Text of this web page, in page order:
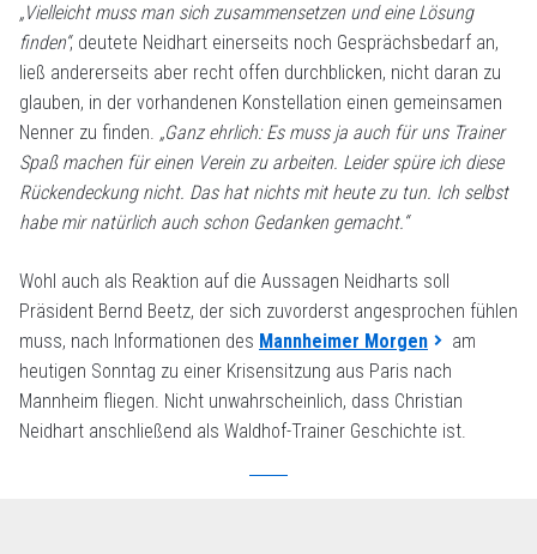
„Vielleicht muss man sich zusammensetzen und eine Lösung
finden“, deutete Neidhart einerseits noch Gesprächsbedarf an,
ließ andererseits aber recht offen durchblicken, nicht daran zu
glauben, in der vorhandenen Konstellation einen gemeinsamen
Nenner zu finden. „Ganz ehrlich: Es muss ja auch für uns Trainer
Spaß machen für einen Verein zu arbeiten. Leider spüre ich diese
Rückendeckung nicht. Das hat nichts mit heute zu tun. Ich selbst
habe mir natürlich auch schon Gedanken gemacht.“
Wohl auch als Reaktion auf die Aussagen Neidharts soll
Präsident Bernd Beetz, der sich zuvorderst angesprochen fühlen
muss, nach Informationen des Mannheimer Morgen
am
heutigen Sonntag zu einer Krisensitzung aus Paris nach
Mannheim fliegen. Nicht unwahrscheinlich, dass Christian
Neidhart anschließend als Waldhof-Trainer Geschichte ist.